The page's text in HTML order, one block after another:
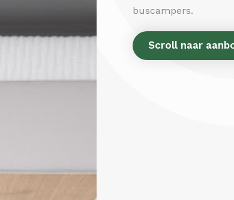
buscampers.
Scroll naar